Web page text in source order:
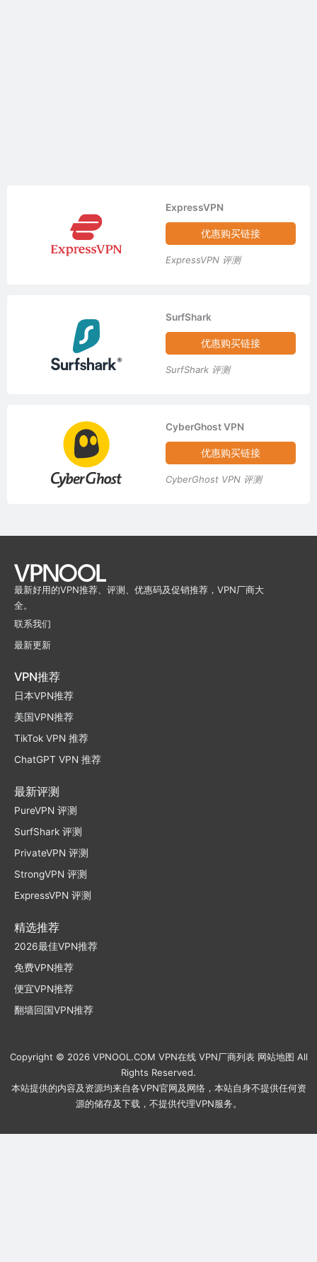
ExpressVPN
优惠购买链接
ExpressVPN 评测
SurfShark
优惠购买链接
SurfShark 评测
CyberGhost VPN
优惠购买链接
CyberGhost VPN 评测
最新好用的VPN推荐、评测、优惠码及促销推荐，VPN厂商大
全。
联系我们
最新更新
VPN推荐
日本VPN推荐
美国VPN推荐
TikTok VPN 推荐
ChatGPT VPN 推荐
最新评测
PureVPN 评测
SurfShark 评测
PrivateVPN 评测
StrongVPN 评测
ExpressVPN 评测
精选推荐
2026最佳VPN推荐
免费VPN推荐
便宜VPN推荐
翻墙回国VPN推荐
Copyright © 2026 VPNOOL.COM VPN在线 VPN厂商列表 网站地图 All
Rights Reserved.
本站提供的内容及资源均来自各VPN官网及网络，本站自身不提供任何资
源的储存及下载，不提供代理VPN服务。